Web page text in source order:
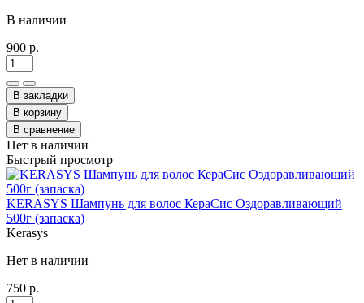
В наличии
900 р.
В закладки
В корзину
В сравнение
Нет в наличии
Быстрый просмотр
KERASYS Шампунь для волос КераСис Оздоравливающий
500г (запаска)
Kerasys
Нет в наличии
750 р.